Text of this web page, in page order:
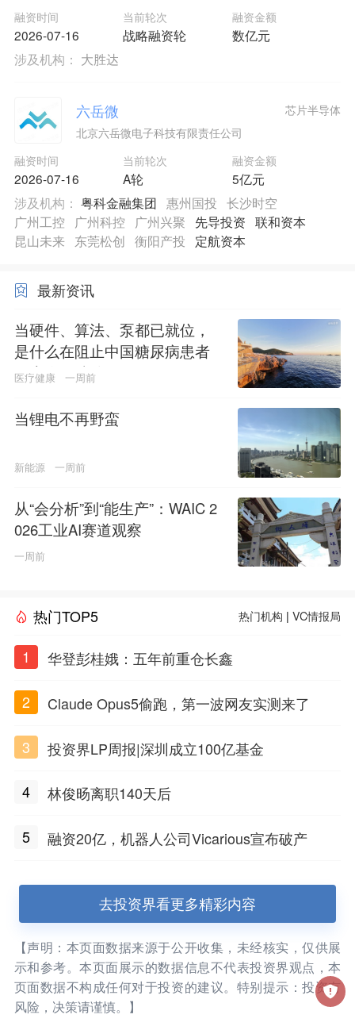
融资时间
2026-07-16
当前轮次
战略融资轮
融资金额
数亿元
涉及机构： 大胜达
六岳微
北京六岳微电子科技有限责任公司
融资时间
2026-07-16
当前轮次
A轮
融资金额
5亿元
芯片半导体
涉及机构： 粤科金融集团 惠州国投 长沙时空
广州工控
广州科控 广州兴聚 先导投资 联和资本
昆山未来 东莞松创 衡阳产投 定航资本
最新资讯
当硬件、算法、泵都已就位，
是什么在阻止中国糖尿病患者
用上人工胰腺？
医疗健康 一周前
当锂电不再野蛮
新能源 一周前
从“会分析”到“能生产”：WAIC 2
026工业AI赛道观察
一周前
热门TOP5 热门机构 |VC情报局
1 华登彭桂娥：五年前重仓长鑫
2 Claude Opus5偷跑，第一波网友实测来了
3 投资界LP周报|深圳成立100亿基金
4 林俊旸离职140天后
5 融资20亿，机器人公司Vicarious宣布破产
去投资界看更多精彩内容
【声明：本页面数据来源于公开收集，未经核实，仅供展
示和参考。本页面展示的数据信息不代表投资界观点，本
页面数据不构成任何对于投资的建议。特别提示：投资有
风险，决策请谨慎。】